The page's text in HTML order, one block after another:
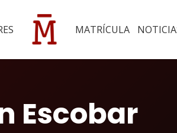
MATRÍCULA
Escobar